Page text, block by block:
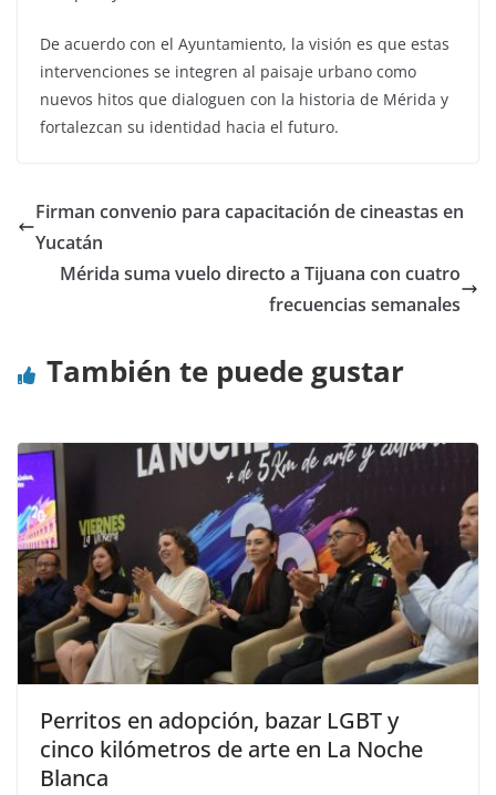
De acuerdo con el Ayuntamiento, la visión es que estas
intervenciones se integren al paisaje urbano como
nuevos hitos que dialoguen con la historia de Mérida y
fortalezcan su identidad hacia el futuro.
Firman convenio para capacitación de cineastas en
Yucatán
Mérida suma vuelo directo a Tijuana con cuatro
frecuencias semanales
También te puede gustar
Perritos en adopción, bazar LGBT y
cinco kilómetros de arte en La Noche
Blanca